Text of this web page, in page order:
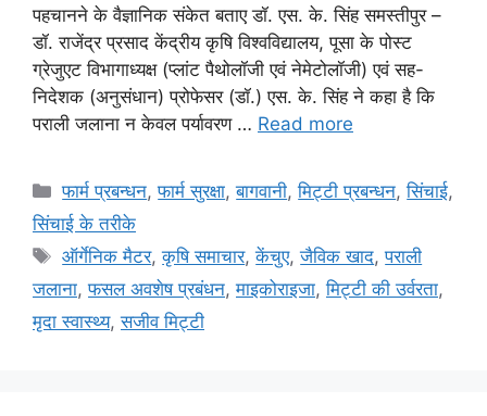
पहचानने के वैज्ञानिक संकेत बताए डॉ. एस. के. सिंह समस्तीपुर –
डॉ. राजेंद्र प्रसाद केंद्रीय कृषि विश्वविद्यालय, पूसा के पोस्ट
ग्रेजुएट विभागाध्यक्ष (प्लांट पैथोलॉजी एवं नेमेटोलॉजी) एवं सह-
निदेशक (अनुसंधान) प्रोफेसर (डॉ.) एस. के. सिंह ने कहा है कि
पराली जलाना न केवल पर्यावरण … Read more
फार्म प्रबन्धन,फार्म सुरक्षा,बागवानी,मि‌ट्टी प्रबन्धन,सिंचाई,
सिंचाई के तरीके
ऑर्गेनिक मैटर,कृषि समाचार,केंचुए,जैविक खाद,पराली
जलाना,फसल अवशेष प्रबंधन,माइकोराइजा,मिट्टी की उर्वरता,
मृदा स्वास्थ्य,सजीव मिट्टी